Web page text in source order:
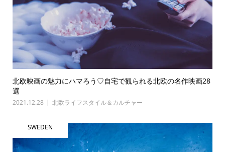
北欧映画の魅力にハマろう♡自宅で観られる北欧の名作映画28
選
2021.12.28 北欧ライフスタイル＆カルチャー
SWEDEN